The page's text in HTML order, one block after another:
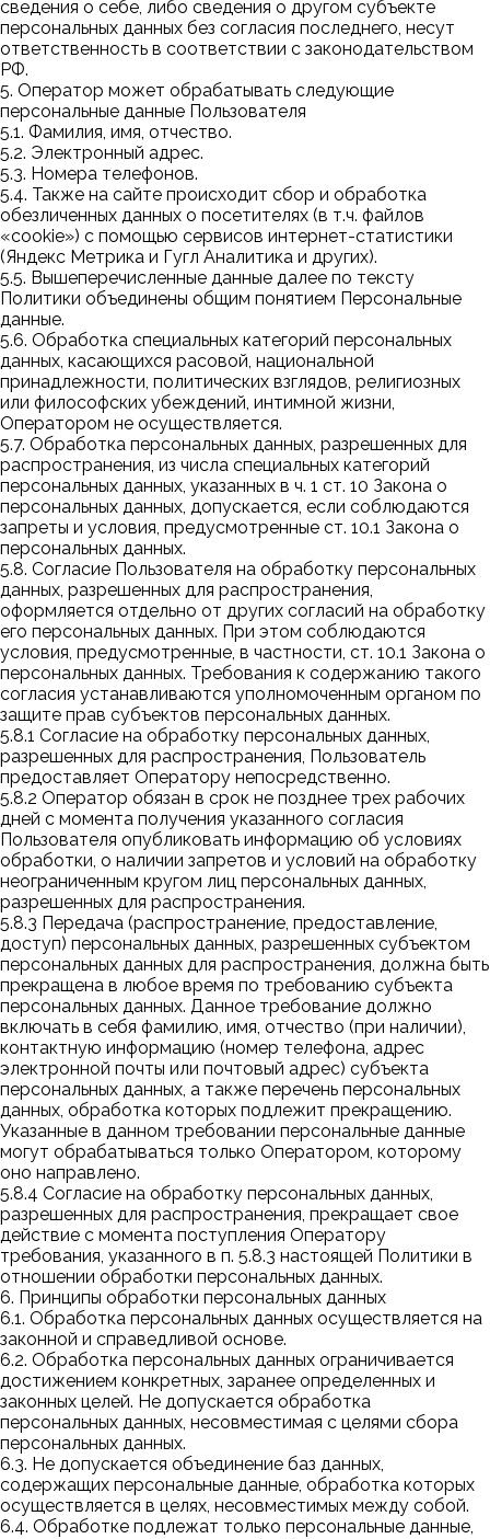
сведения о себе, либо сведения о другом субъекте
персональных данных без согласия последнего, несут
ответственность в соответствии с законодательством
РФ.
5. Оператор может обрабатывать следующие
персональные данные Пользователя
5.1. Фамилия, имя, отчество.
5.2. Электронный адрес.
5.3. Номера телефонов.
5.4. Также на сайте происходит сбор и обработка
обезличенных данных о посетителях (в т.ч. файлов
«cookie») с помощью сервисов интернет-статистики
(Яндекс Метрика и Гугл Аналитика и других).
5.5. Вышеперечисленные данные далее по тексту
Политики объединены общим понятием Персональные
данные.
5.6. Обработка специальных категорий персональных
данных, касающихся расовой, национальной
принадлежности, политических взглядов, религиозных
или философских убеждений, интимной жизни,
Оператором не осуществляется.
5.7. Обработка персональных данных, разрешенных для
распространения, из числа специальных категорий
персональных данных, указанных в ч. 1 ст. 10 Закона о
персональных данных, допускается, если соблюдаются
запреты и условия, предусмотренные ст. 10.1 Закона о
персональных данных.
5.8. Согласие Пользователя на обработку персональных
данных, разрешенных для распространения,
оформляется отдельно от других согласий на обработку
его персональных данных. При этом соблюдаются
условия, предусмотренные, в частности, ст. 10.1 Закона о
персональных данных. Требования к содержанию такого
согласия устанавливаются уполномоченным органом по
защите прав субъектов персональных данных.
5.8.1 Согласие на обработку персональных данных,
разрешенных для распространения, Пользователь
предоставляет Оператору непосредственно.
5.8.2 Оператор обязан в срок не позднее трех рабочих
дней с момента получения указанного согласия
Пользователя опубликовать информацию об условиях
обработки, о наличии запретов и условий на обработку
неограниченным кругом лиц персональных данных,
разрешенных для распространения.
5.8.3 Передача (распространение, предоставление,
доступ) персональных данных, разрешенных субъектом
персональных данных для распространения, должна быть
прекращена в любое время по требованию субъекта
персональных данных. Данное требование должно
включать в себя фамилию, имя, отчество (при наличии),
контактную информацию (номер телефона, адрес
электронной почты или почтовый адрес) субъекта
персональных данных, а также перечень персональных
данных, обработка которых подлежит прекращению.
Указанные в данном требовании персональные данные
могут обрабатываться только Оператором, которому
оно направлено.
5.8.4 Согласие на обработку персональных данных,
разрешенных для распространения, прекращает свое
действие с момента поступления Оператору
требования, указанного в п. 5.8.3 настоящей Политики в
отношении обработки персональных данных.
6. Принципы обработки персональных данных
6.1. Обработка персональных данных осуществляется на
законной и справедливой основе.
6.2. Обработка персональных данных ограничивается
достижением конкретных, заранее определенных и
законных целей. Не допускается обработка
персональных данных, несовместимая с целями сбора
персональных данных.
6.3. Не допускается объединение баз данных,
содержащих персональные данные, обработка которых
осуществляется в целях, несовместимых между собой.
6.4. Обработке подлежат только персональные данные,